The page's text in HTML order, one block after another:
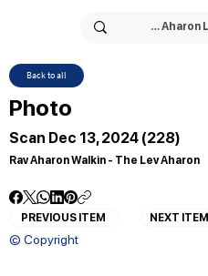
Back to all
Photo
Scan Dec 13, 2024 (228)
Rav Aharon Walkin - The Lev Aharon
PREVIOUS ITEM NEXT ITEM
© Copyright